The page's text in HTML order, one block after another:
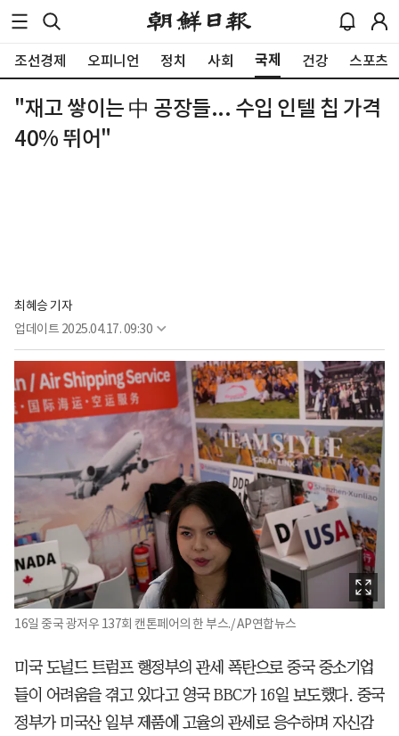
조선경제 오피니언 정치 사회 국제 건강 스포츠
"재고 쌓이는 中 공장들... 수입 인텔 칩 가격
40% 뛰어"
최혜승 기자
업데이트 2025.04.17. 09:30
16일 중국 광저우 137회 캔톤페어의 한 부스./ AP연합뉴스
미국 도널드 트럼프 행정부의 관세 폭탄으로 중국 중소기업
들이 어려움을 겪고 있다고 영국 BBC가 16일 보도했다. 중국
정부가 미국산 일부 제품에 고율의 관세로 응수하며 자신감